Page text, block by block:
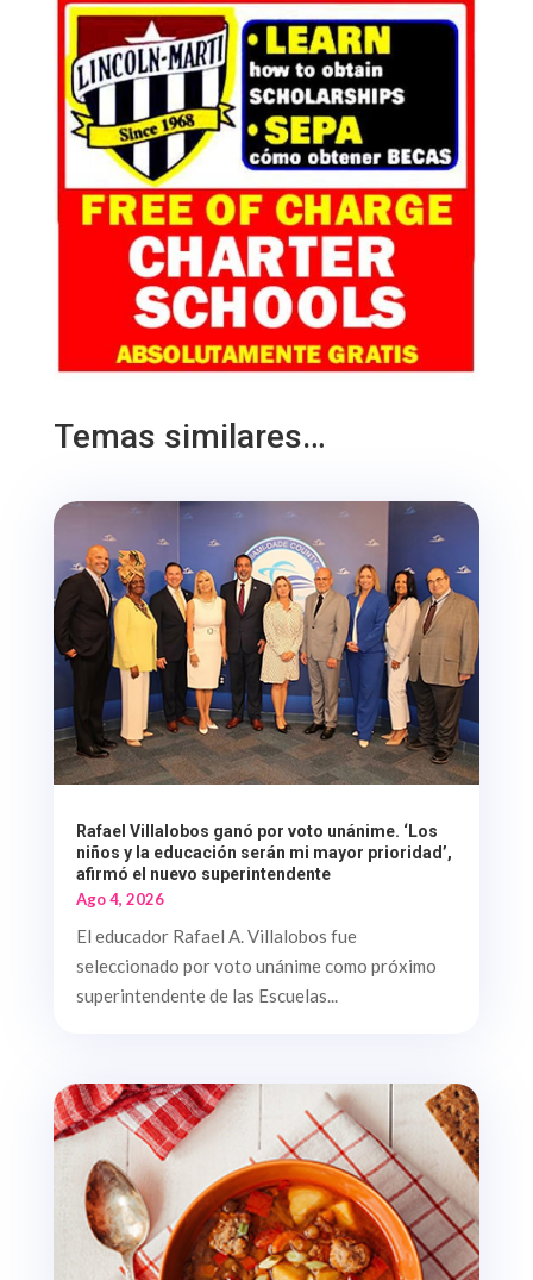
Temas similares…
Rafael Villalobos ganó por voto unánime. ‘Los
niños y la educación serán mi mayor prioridad’,
afirmó el nuevo superintendente
Ago 4, 2026
El educador Rafael A. Villalobos fue
seleccionado por voto unánime como próximo
superintendente de las Escuelas...